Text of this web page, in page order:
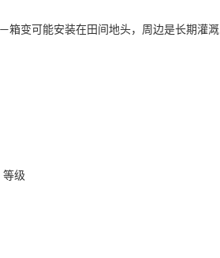
箱变可能安装在田间地头，周边是长期灌溉
等级